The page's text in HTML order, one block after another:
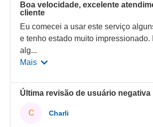
Boa velocidade, excelente
cliente
Eu comecei a usar este serviço
e tenho estado muito impressionado.
alg...
Mais
Última revisão de usuário negativa
C Charli